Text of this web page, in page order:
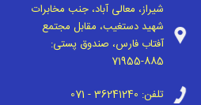
شیراز، معالی آباد، جنب مخابرات
شهید دستغیب، مقابل مجتمع
آفتاب فارس، صندوق پستی:
71955-885
تلفن: 071 - 36241240